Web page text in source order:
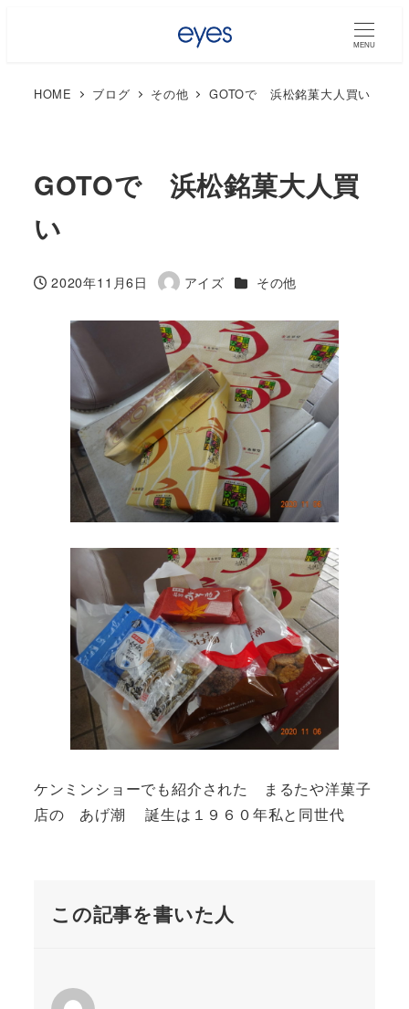
MENU
HOME ブログ その他 GOTOで 浜松銘菓大人買い
GOTOで 浜松銘菓大人買
い
投稿日
2020年11月6日
著
アイズ カテゴリー
その他
ケンミンショーでも紹介された まるたや洋菓子
店の あげ潮 誕生は１９６０年私と同世代
この記事を書いた人